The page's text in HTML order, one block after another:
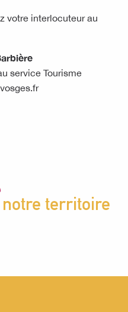
votre interlocuteur au
service Tourisme
territoire